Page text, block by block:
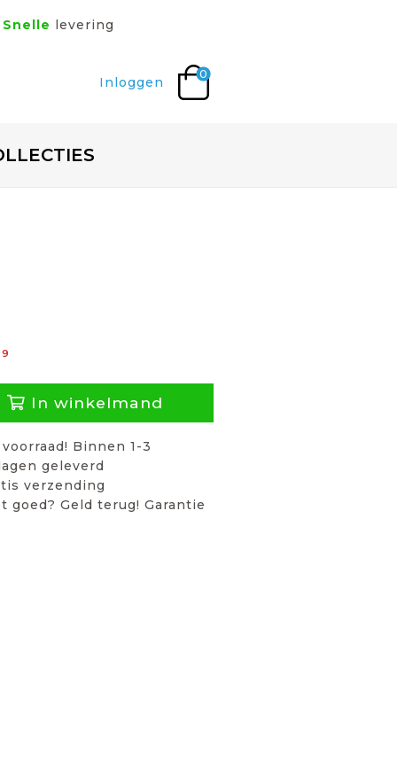
Snelle levering
Inloggen
0
In winkelmand
Binnen 1-3
geleverd
verzending
goed? Geld terug! Garantie